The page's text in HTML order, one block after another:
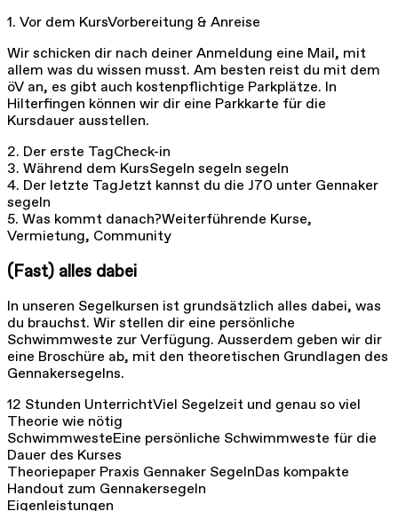
1. Vor dem KursVorbereitung & Anreise
Wir schicken dir nach deiner Anmeldung eine Mail, mit
allem was du wissen musst. Am besten reist du mit dem
öV an, es gibt auch kostenpflichtige Parkplätze. In
Hilterfingen können wir dir eine Parkkarte für die
Kursdauer ausstellen.
2. Der erste TagCheck-in
3. Während dem KursSegeln segeln segeln
4. Der letzte TagJetzt kannst du die J70 unter Gennaker
segeln
5. Was kommt danach?Weiterführende Kurse,
Vermietung, Community
(Fast) alles dabei
In unseren Segelkursen ist grundsätzlich alles dabei, was
du brauchst. Wir stellen dir eine persönliche
Schwimmweste zur Verfügung. Ausserdem geben wir dir
eine Broschüre ab, mit den theoretischen Grundlagen des
Gennakersegelns.
12 Stunden UnterrichtViel Segelzeit und genau so viel
Theorie wie nötig
SchwimmwesteEine persönliche Schwimmweste für die
Dauer des Kurses
Theoriepaper Praxis Gennaker SegelnDas kompakte
Handout zum Gennakersegeln
Eigenleistungen